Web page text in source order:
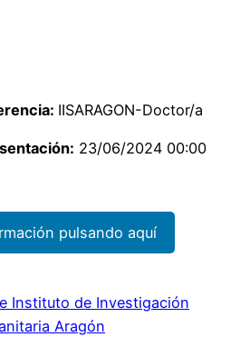
IISARAGON-Doctor/a
23/06/2024 00:00
pulsando aquí
Instituto de Investigación
Aragón